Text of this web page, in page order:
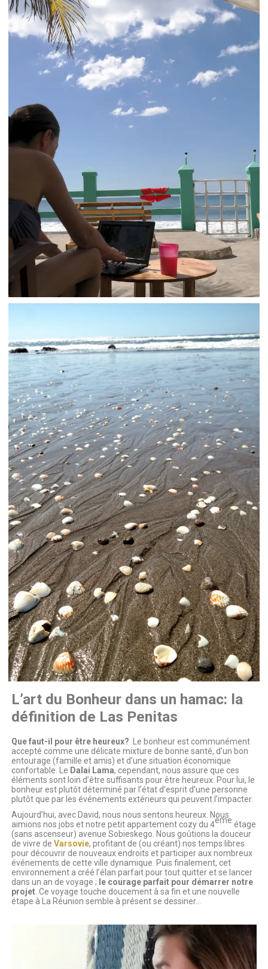
L’art du Bonheur dans un hamac: la
définition de Las Penitas
Que faut-il pour être heureux?
Le bonheur est communément
accepté comme une délicate mixture de bonne santé, d’un bon
entourage (famille et amis) et d’une situation économique
confortable. Le Dalai Lama, cependant, nous assure que ces
éléments sont loin d’être suffisants pour être heureux. Pour lui, le
bonheur est plutôt déterminé par l’état d’esprit d’une personne
plutôt que par les événements extérieurs qui peuvent l’impacter.
Aujourd’hui, avec David, nous nous sentons heureux. Nous
aimions nos jobs et notre petit appartement cozy du 4ème étage
(sans ascenseur) avenue Sobieskego. Nous goûtions la douceur
de vivre de Varsovie, profitant de (ou créant) nos temps libres
pour découvrir de nouveaux endroits et participer aux nombreux
événements de cette ville dynamique. Puis finalement, cet
environnement a créé l’élan parfait pour tout quitter et se lancer
dans un an de voyage ; le courage parfait pour démarrer notre
projet. Ce voyage touche doucement à sa fin et une nouvelle
étape à La Réunion semble à présent se dessiner…